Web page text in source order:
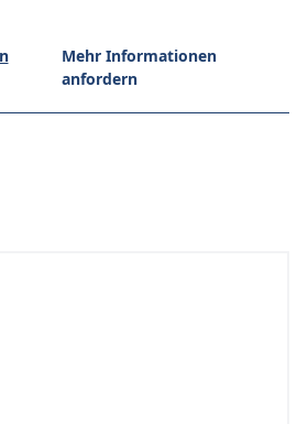
Mehr Informationen
anfordern